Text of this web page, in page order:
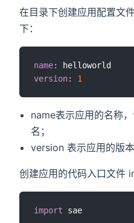
在目录下创建应用配置文
下：
name:
version: 1
name表示应用的名称
名；
version 表示应用的版
创建应用的代码入口文件
import sae